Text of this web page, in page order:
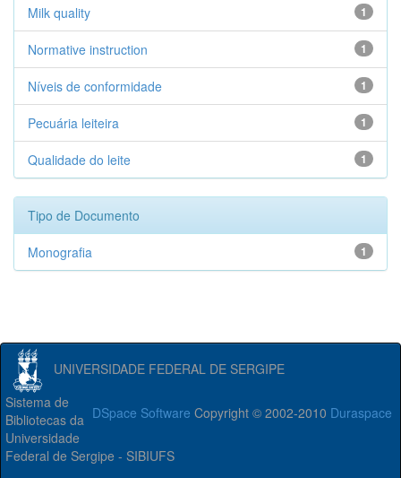
1
Milk quality
1
Normative instruction
1
Níveis de conformidade
1
Pecuária leiteira
1
Qualidade do leite
Tipo de Documento
1
Monografia
UNIVERSIDADE FEDERAL DE SERGIPE
DSpace Software Copyright © 2002-2010 Duraspace
Sistema de
Bibliotecas da
Universidade
Federal de Sergipe - SIBIUFS